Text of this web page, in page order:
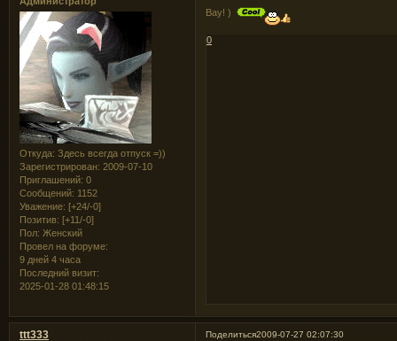
Откуда: Здесь всегда отпуск =))
Зарегистрирован: 2009-07-10
Приглашений: 0
Сообщений: 1152
Уважение: [+24/-0]
Позитив: [+11/-0]
Пол: Женский
Провел на форуме:
9 дней 4 часа
Последний визит:
2025-01-28 01:48:15
Вау! )
0
Поделиться2009-07-27 02:07:30
ttt333